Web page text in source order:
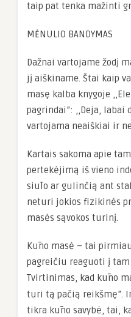
taip pat tenka mažinti
MĖNULIO BANDYMAS
Dažnai vartojame žodį
jį aiškiname. Štai kaip
masę kalba knygoje
pagrindai”: ,,Deja, labai
vartojama neaiškiai ir
Kartais sakoma apie
pertekėjimą iš vieno
siūlo ar gulinčią ant
neturi jokios fizikinės
masės sąvokos turinį.
Kūno masė – tai
pagreičiu reaguoti į
Tvirtinimas, kad kūno
turi tą pačią reikšmę”.
tikra kūno savybė, tai,